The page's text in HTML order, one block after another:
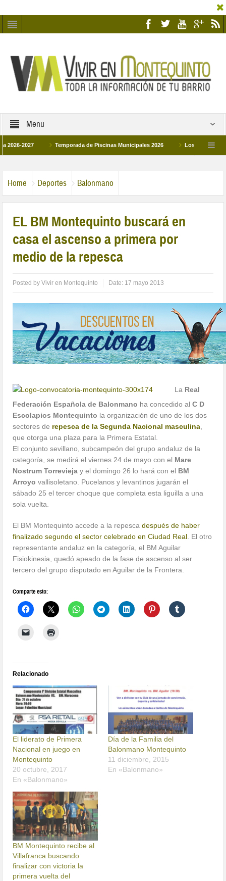
Menu
2027 Temporada de Piscinas Municipales 2026 Los Campus de
Home Deportes Balonmano
EL BM Montequinto buscará en
casa el ascenso a primera por
medio de la repesca
Posted byVivir en Montequinto Date: 17 mayo 2013
La Real
Federación Española de Balonmano ha concedido alC D
Escolapios Montequinto la organización de uno de los dos
sectores de repesca de la Segunda Nacional masculina
que otorga una plaza para la Primera Estatal.
El conjunto sevillano, subcampeón del grupo andaluz de la
categoría, se medirá el viernes 24 de mayo con el Mare
Nostrum Torrevieja y el domingo 26 lo hará con el BM
Arroyovallisoletano. Pucelanos y levantinos jugarán el
sábado 25 el tercer choque que completa esta liguilla a una
sola vuelta.
El BM Montequinto accede a la repescadespués de haber
finalizado segundo el sector celebrado en Ciudad Real . El otro
representante andaluz en la categoría, el BM Aguilar
Fisiokinesia, quedó apeado de la fase de ascenso al ser
tercero del grupo disputado en Aguilar de la Frontera.
Comparte esto:
Relacionado
El liderato de Primera
Nacional en juego en
Montequinto
20 octubre, 2017
En «Balonmano»
Día de la Familia del
Balonmano Montequinto
11 diciembre, 2015
En «Balonmano»
BM Montequinto recibe al
Villafranca buscando
finalizar con victoria la
primera vuelta del